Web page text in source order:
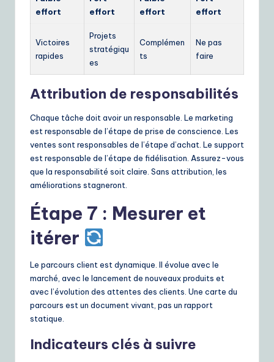
effort
effort
effort
effort
Victoires
rapides
Projets
stratégiqu
es
Complémen
ts
Ne pas
faire
Attribution de responsabilités
Chaque tâche doit avoir un responsable. Le marketing
est responsable de l’étape de prise de conscience. Les
ventes sont responsables de l’étape d’achat. Le support
est responsable de l’étape de fidélisation. Assurez-vous
que la responsabilité soit claire. Sans attribution, les
améliorations stagneront.
Étape 7 : Mesurer et
itérer
Le parcours client est dynamique. Il évolue avec le
marché, avec le lancement de nouveaux produits et
avec l’évolution des attentes des clients. Une carte du
parcours est un document vivant, pas un rapport
statique.
Indicateurs clés à suivre